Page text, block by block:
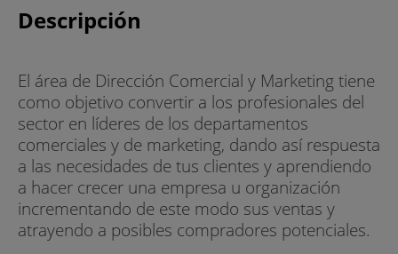
Descripción
El área de Dirección Comercial y Marketing tiene
como objetivo convertir a los profesionales del
sector en líderes de los departamentos
comerciales y de marketing, dando así respuesta
a las necesidades de tus clientes y aprendiendo
a hacer crecer una empresa u organización
incrementando de este modo sus ventas y
atrayendo a posibles compradores potenciales.